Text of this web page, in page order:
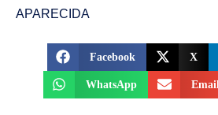
APARECIDA
Facebook X
WhatsApp Email